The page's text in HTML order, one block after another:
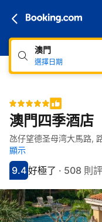
澳門
選擇日期
澳門四季酒店
快速連結
跳至住宿介紹
跳至熱門設施
跳至客房類型
跳至訂房政策
氹仔望德圣母湾大馬路,
顯示
分數9.4分
9.4
評比好極了
好極了 · 508 則